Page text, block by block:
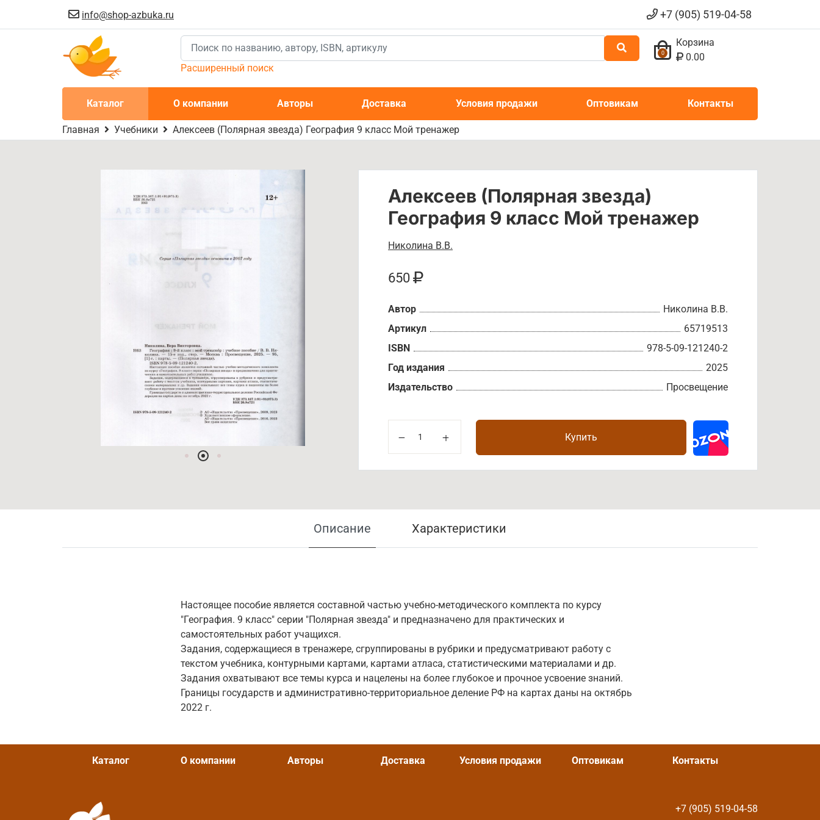
info@shop-azbuka.ru +7 (905) 519-04-58
Расширенный поиск
0
Корзина
0.00
Каталог О компании Авторы Доставка Условия продажи Оптовикам Контакты
Главная Учебники Алексеев (Полярная звезда) География 9 класс Мой тренажер
Алексеев (Полярная звезда)
География 9 класс Мой тренажер
Николина В.В.
650
Автор
Николина В.В.
Артикул
65719513
ISBN
978-5-09-121240-2
Год издания
2025
Издательство
Просвещение
Купить
Описание Характеристики
Настоящее пособие является составной частью учебно-методического комплекта по курсу
"География. 9 класс" серии "Полярная звезда" и предназначено для практических и
самостоятельных работ учащихся.
Задания, содержащиеся в тренажере, сгруппированы в рубрики и предусматривают работу с
текстом учебника, контурными картами, картами атласа, статистическими материалами и др.
Задания охватывают все темы курса и нацелены на более глубокое и прочное усвоение знаний.
Границы государств и административно-территориальное деление РФ на картах даны на октябрь
2022 г.
Каталог О компании Авторы Доставка Условия продажи Оптовикам Контакты
+7 (905) 519-04-58